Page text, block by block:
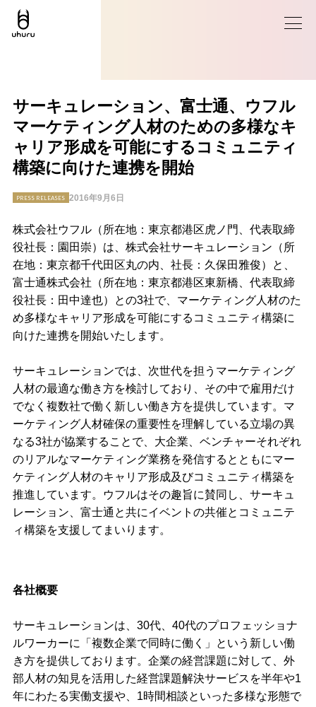
サーキュレーション、富士通、ウフル
マーケティング人材のための多様なキ
ャリア形成を可能にするコミュニティ
構築に向けた連携を開始
PRESS RELEASES 2016年9月6日
株式会社ウフル（所在地：東京都港区虎ノ門、代表取締
役社長：園田崇）は、株式会社サーキュレーション（所
在地：東京都千代田区丸の内、社長：久保田雅俊）と、
富士通株式会社（所在地：東京都港区東新橋、代表取締
役社長：田中達也）との3社で、マーケティング人材のた
め多様なキャリア形成を可能にするコミュニティ構築に
向けた連携を開始いたします。
サーキュレーションでは、次世代を担うマーケティング
人材の最適な働き方を検討しており、その中で雇用だけ
でなく複数社で働く新しい働き方を提供しています。マ
ーケティング人材確保の重要性を理解している立場の異
なる3社が協業することで、大企業、ベンチャーそれぞれ
のリアルなマーケティング業務を発信するとともにマー
ケティング人材のキャリア形成及びコミュニティ構築を
推進しています。ウフルはその趣旨に賛同し、サーキュ
レーション、富士通と共にイベントの共催とコミュニテ
ィ構築を支援してまいります。
各社概要
サーキュレーションは、30代、40代のプロフェッショナ
ルワーカーに「複数企業で同時に働く」という新しい働
き方を提供しております。企業の経営課題に対して、外
部人材の知見を活用した経営課題解決サービスを半年や1
年にわたる実働支援や、1時間相談といった多様な形態で